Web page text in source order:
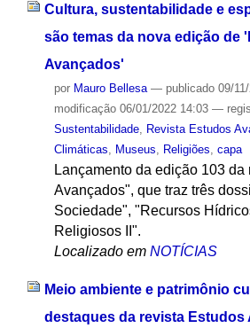
Cultura, sustentabilidade e
são temas da nova edição de
Avançados'
por Mauro Bellesa — publicado09/11/
modificação06/01/2022 14:03 —
Sustentabilidade, Revista Estudos
Climáticas
Museus Religiões capa
Lançamento da edição 103
Avançados", que traz três
Sociedade", "Recursos
Religiosos II".
Localizado em NOTÍCIAS
Meio ambiente e patrimônio
destaques da revista Estudos